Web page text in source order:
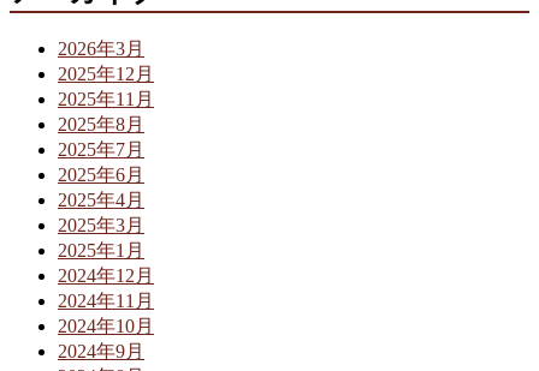
2026年3月
2025年12月
2025年11月
2025年8月
2025年7月
2025年6月
2025年4月
2025年3月
2025年1月
2024年12月
2024年11月
2024年10月
2024年9月